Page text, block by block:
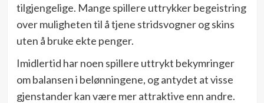
tilgjengelige. Mange spillere uttrykker begeistring
over muligheten til å tjene stridsvogner og skins
uten å bruke ekte penger.
Imidlertid har noen spillere uttrykt bekymringer
om balansen i belønningene, og antydet at visse
gjenstander kan være mer attraktive enn andre.